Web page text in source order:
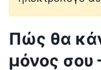
Πώς θα
μόνος σου